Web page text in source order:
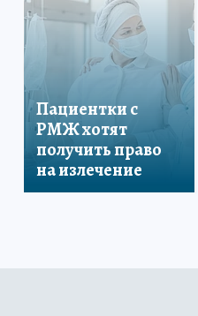
Пациентки с
РМЖ хотят
получить право
на излечение